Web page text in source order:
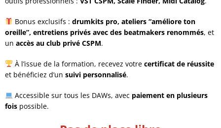
Bonus exclusifs : drumkits pro, ateliers “améliore ton
oreille”, entretiens privés avec des beatmakers renommés, et
un accès au club privé CSPM.
À l’issue de la formation, recevez votre certificat de réussite
et bénéficiez d’un suivi personnalisé.
Accessible sur tous les DAWs, avec paiement en plusieurs
fois possible.